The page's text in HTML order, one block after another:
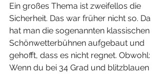
Ein großes Thema ist zweifellos die
Sicherheit. Das war früher nicht so. Da
hat man die sogenannten klassischen
Schönwetterbühnen aufgebaut und
gehofft, dass es nicht regnet. Obwohl:
Wenn du bei 34 Grad und blitzblauen